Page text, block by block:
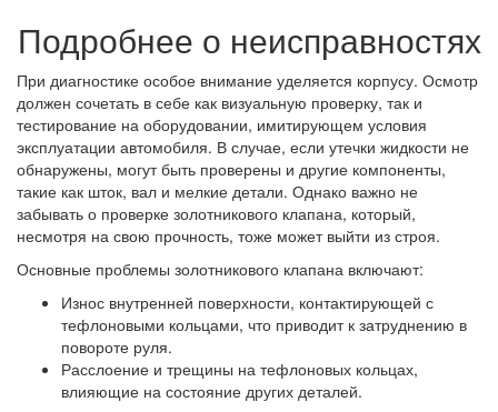
Подробнее о неисправностях
При диагностике особое внимание уделяется корпусу. Осмотр
должен сочетать в себе как визуальную проверку, так и
тестирование на оборудовании, имитирующем условия
эксплуатации автомобиля. В случае, если утечки жидкости не
обнаружены, могут быть проверены и другие компоненты,
такие как шток, вал и мелкие детали. Однако важно не
забывать о проверке золотникового клапана, который,
несмотря на свою прочность, тоже может выйти из строя.
Основные проблемы золотникового клапана включают:
Износ внутренней поверхности, контактирующей с
тефлоновыми кольцами, что приводит к затруднению в
повороте руля.
Расслоение и трещины на тефлоновых кольцах,
влияющие на состояние других деталей.